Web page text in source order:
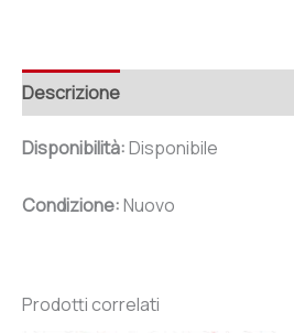
Descrizione
Disponibilità:Disponibile
Condizione:Nuovo
Prodotti correlati